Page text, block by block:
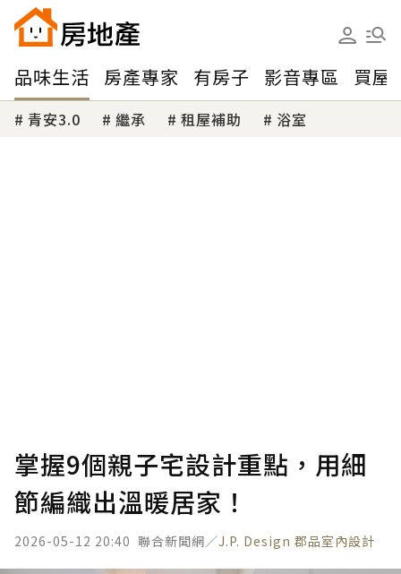
品味生活 房產專家 有房子 影音專區 買屋
青安3.0 繼承 租屋補助 浴室
掌握9個親子宅設計重點，用細
節編織出溫暖居家！
2026-05-12 20:40 聯合新聞網／J.P. Design 郡品室內設計